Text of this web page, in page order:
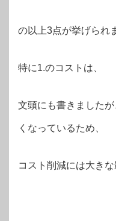
の以上3点が挙げられ
特に1.のコストは、
文頭にも書きました
くなっているため、
コスト削減には大きな